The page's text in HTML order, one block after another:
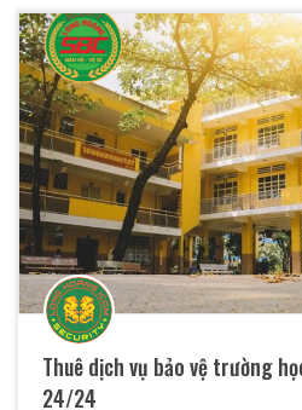
vụ san sẻ bớt khó khăn, trách
đề an ninh cho mình.
Thuê dịch vụ bảo vệ trường
24/24